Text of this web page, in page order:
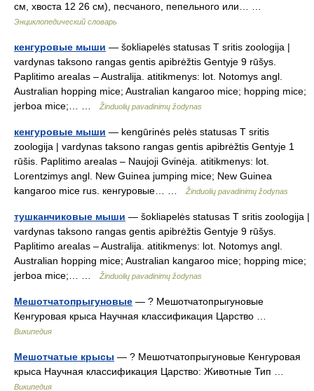
см, хвоста 12 26 см), песчаного, пепельного или… …
Энциклопедический словарь
кенгуровые мыши — šokliapelės statusas T sritis zoologija |
vardynas taksono rangas gentis apibrėžtis Gentyje 9 rūšys.
Paplitimo arealas – Australija. atitikmenys: lot. Notomys angl.
Australian hopping mice; Australian kangaroo mice; hopping mice;
jerboa mice;… …
Žinduolių pavadinimų žodynas
кенгуровые мыши — kengūrinės pelės statusas T sritis
zoologija | vardynas taksono rangas gentis apibrėžtis Gentyje 1
rūšis. Paplitimo arealas – Naujoji Gvinėja. atitikmenys: lot.
Lorentzimys angl. New Guinea jumping mice; New Guinea
kangaroo mice rus. кенгуровые… …
Žinduolių pavadinimų žodynas
тушканчиковые мыши — šokliapelės statusas T sritis zoologija |
vardynas taksono rangas gentis apibrėžtis Gentyje 9 rūšys.
Paplitimo arealas – Australija. atitikmenys: lot. Notomys angl.
Australian hopping mice; Australian kangaroo mice; hopping mice;
jerboa mice;… …
Žinduolių pavadinimų žodynas
Мешотчатопрыгуновые — ? Мешотчатопрыгуновые
Кенгуровая крыса Научная классификация Царство …
Википедия
Мешотчатые крысы — ? Мешотчатопрыгуновые Кенгуровая
крыса Научная классификация Царство: Животные Тип …
Википедия